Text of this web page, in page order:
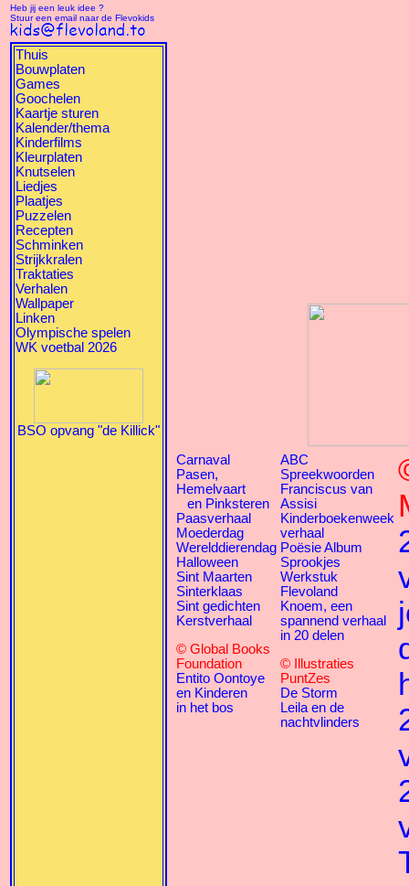
Heb jij een leuk idee ?
Stuur een email naar de Flevokids
Thuis
Bouwplaten
Games
Goochelen
Kaartje sturen
Kalender/thema
Kinderfilms
Kleurplaten
Knutselen
Liedjes
Plaatjes
Puzzelen
Recepten
Schminken
Strijkkralen
Traktaties
Verhalen
Wallpaper
Linken
Olympische spelen
WK voetbal 2026
BSO opvang "de Killick"
Carnaval
Pasen,
Hemelvaart
en Pinksteren
Paasverhaal
Moederdag
Werelddierendag
Halloween
Sint Maarten
Sinterklaas
Sint gedichten
Kerstverhaal
© Global Books
Foundation
Entito Oontoye
en Kinderen
in het bos
ABC
Spreekwoorden
Franciscus van
Assisi
Kinderboekenweek
verhaal
Poësie Album
Sprookjes
Werkstuk
Flevoland
Knoem, een
spannend verhaal
in 20 delen
© Illustraties
PuntZes
De Storm
Leila en de
nachtvlinders